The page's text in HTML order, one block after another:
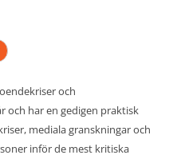
och
och har en gedigen praktisk
mediala granskningar och
inför de mest kritiska